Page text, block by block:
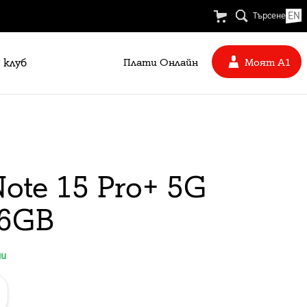
Търсене EN
Плати Oнлайн Моят А1
15 Pro+ 5G